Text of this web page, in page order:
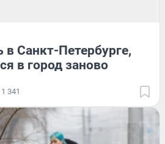
в Санкт-Петербурге,
в город заново
1 341